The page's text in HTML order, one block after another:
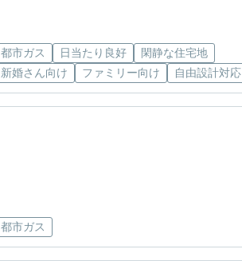
都市ガス 日当たり良好
閑静な住宅地
新婚さん向け
ファミリー向け 自由設計対応
都市ガス